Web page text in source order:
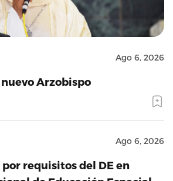
Ago 6, 2026
Arzobispo
Ago 6, 2026
requisitos del DE en